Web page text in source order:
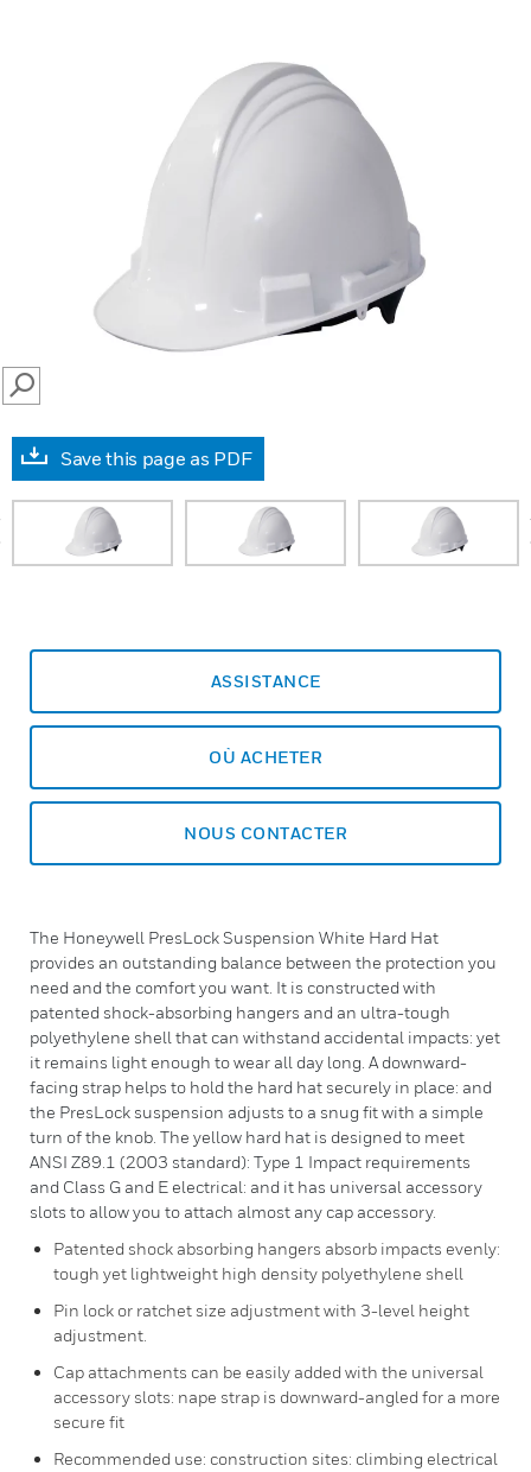
SEARCH
Save this page as PDF
ASSISTANCE
OÙ ACHETER
NOUS CONTACTER
The Honeywell PresLock Suspension White Hard Hat
provides an outstanding balance between the protection you
need and the comfort you want. It is constructed with
patented shock-absorbing hangers and an ultra-tough
polyethylene shell that can withstand accidental impacts: yet
it remains light enough to wear all day long. A downward-
facing strap helps to hold the hard hat securely in place: and
the PresLock suspension adjusts to a snug fit with a simple
turn of the knob. The yellow hard hat is designed to meet
ANSI Z89.1 (2003 standard): Type 1 Impact requirements
and Class G and E electrical: and it has universal accessory
slots to allow you to attach almost any cap accessory.
Patented shock absorbing hangers absorb impacts evenly:
tough yet lightweight high density polyethylene shell
Pin lock or ratchet size adjustment with 3-level height
adjustment.
Cap attachments can be easily added with the universal
accessory slots: nape strap is downward-angled for a more
secure fit
Recommended use: construction sites: climbing electrical